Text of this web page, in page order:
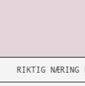
RIKTIG